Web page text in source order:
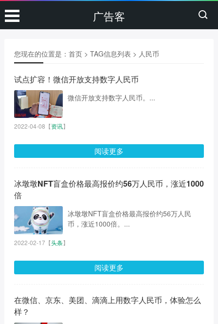
广告客
您现在的位置是： 首页> TAG信息列表 > 人民币
试点扩容！微信开放支持数字人民币
微信开放支持数字人民币。...
2022-04-08 【资讯】
阅读更多
冰墩墩NFT盲盒价格最高报价约56万人民币，涨近1000
倍
冰墩墩NFT盲盒价格最高报价约56万人民
币，涨近1000倍。...
2022-02-17【头条】
阅读更多
在微信、京东、美团、滴滴上用数字人民币，体验怎么
样？